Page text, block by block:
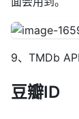
9、TMDb
豆瓣ID